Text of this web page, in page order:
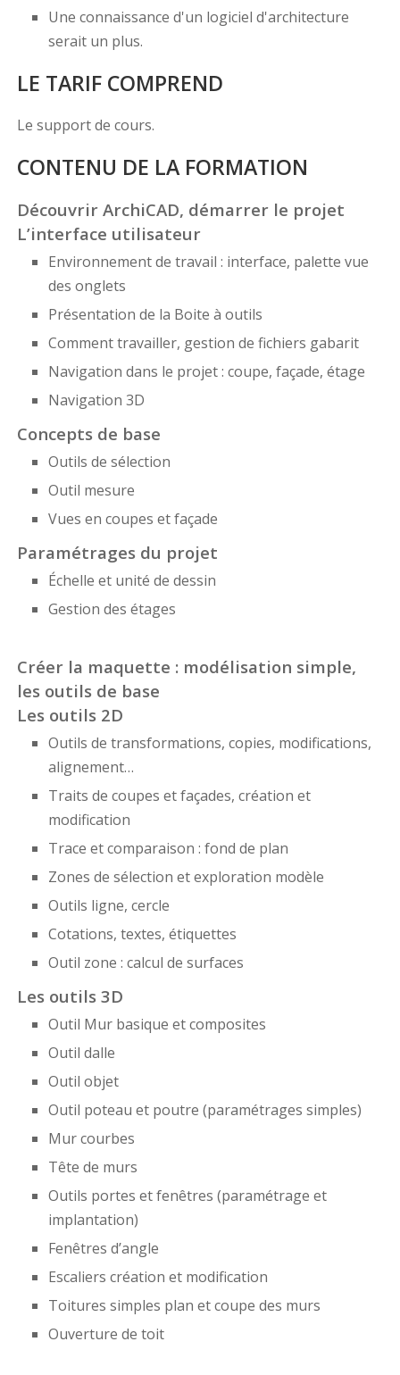
Une connaissance d'un logiciel d'architecture
serait un plus.
LE TARIF COMPREND
Le support de cours.
CONTENU DE LA FORMATION
Découvrir ArchiCAD, démarrer le projet
L’interface utilisateur
Environnement de travail : interface, palette vue
des onglets
Présentation de la Boite à outils
Comment travailler, gestion de fichiers gabarit
Navigation dans le projet : coupe, façade, étage
Navigation 3D
Concepts de base
Outils de sélection
Outil mesure
Vues en coupes et façade
Paramétrages du projet
Échelle et unité de dessin
Gestion des étages
Créer la maquette : modélisation simple,
les outils de base
Les outils 2D
Outils de transformations, copies, modifications,
alignement…
Traits de coupes et façades, création et
modification
Trace et comparaison : fond de plan
Zones de sélection et exploration modèle
Outils ligne, cercle
Cotations, textes, étiquettes
Outil zone : calcul de surfaces
Les outils 3D
Outil Mur basique et composites
Outil dalle
Outil objet
Outil poteau et poutre (paramétrages simples)
Mur courbes
Tête de murs
Outils portes et fenêtres (paramétrage et
implantation)
Fenêtres d’angle
Escaliers création et modification
Toitures simples plan et coupe des murs
Ouverture de toit